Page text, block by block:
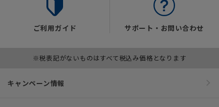
ご利用ガイド サポート・お問い合わせ
※税表記がないものはすべて税込み価格となります
キャンペーン情報